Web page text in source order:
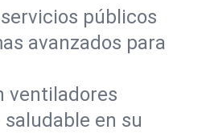
públicos
avanzados para
ventiladores
en su